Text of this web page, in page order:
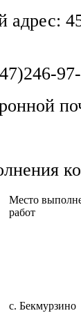
адрес:
Место
работ
с. Бекмурзино